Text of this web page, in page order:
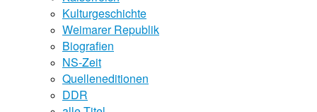
Kulturgeschichte
Weimarer Republik
Biografien
NS-Zeit
Quelleneditionen
DDR